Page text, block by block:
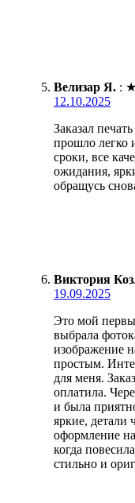
Велизар Я. : ★
12.10.2025
Заказал
прошло легко
сроки, все
ожидания,
обращусь
Виктория
19.09.2025
Это мой
выбрала
изображение
простым.
для меня.
оплатила.
и была
яркие, детали
оформление
когда
стильно и